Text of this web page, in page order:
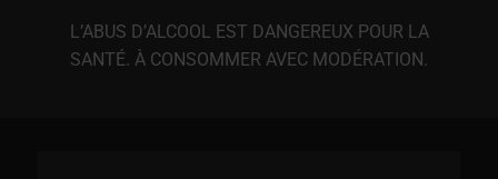
L’ABUS D’ALCOOL EST DANGEREUX POUR LA
SANTÉ. À CONSOMMER AVEC MODÉRATION.